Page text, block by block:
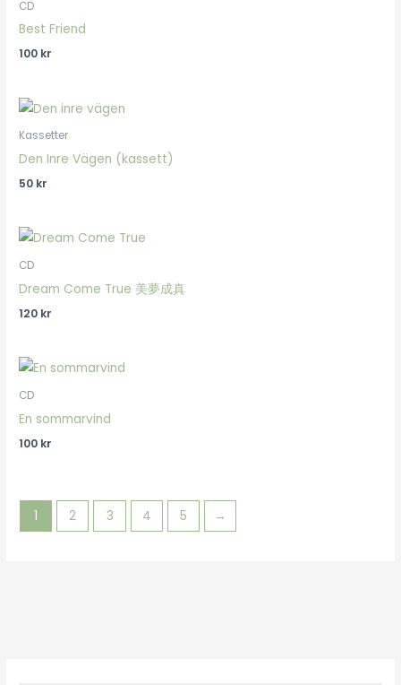
CD
Best Friend
100 kr
Kassetter
Den Inre Vägen (kassett)
50 kr
CD
Dream Come True 美夢成真
120 kr
CD
En sommarvind
100 kr
1 2 3 4 5 →